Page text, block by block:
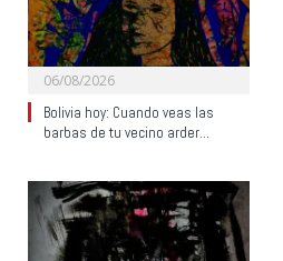
06/08/2026
Bolivia hoy: Cuando veas las
barbas de tu vecino arder…